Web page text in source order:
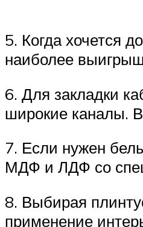
5. Когда хочется
наиболее
6. Для закладки
широкие каналы.
7. Если нужен
МДФ и ЛДФ со
8. Выбирая
применение